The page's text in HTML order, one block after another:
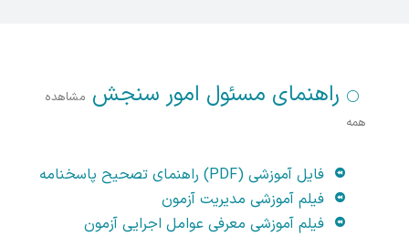
راهنمای مسئول امور سنجش مشاهده
همه
فایل آموزشی (PDF) راهنمای تصحیح پاسخنامه
فیلم آموزشی مدیریت آزمون
فیلم آموزشی معرفی عوامل اجرایی آزمون